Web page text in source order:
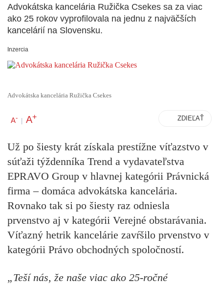
Advokátska kancelária Ružička Csekes sa za viac
ako 25 rokov vyprofilovala na jednu z najväčších
kancelárií na Slovensku.
Inzercia
Advokátska kancelária Ružička Csekes
A- | A+ ZDIEĽAŤ
Už po šiesty krát získala prestížne víťazstvo v
súťaži týždenníka Trend a vydavateľstva
EPRAVO Group v hlavnej kategórii Právnická
firma – domáca advokátska kancelária.
Rovnako tak si po šiesty raz odniesla
prvenstvo aj v kategórii Verejné obstarávania.
Víťazný hetrik kancelárie zavŕšilo prvenstvo v
kategórii Právo obchodných spoločností.
„Teší nás, že naše viac ako 25-ročné